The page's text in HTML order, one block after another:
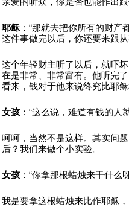
耶稣 ：“那就去把你所有的财产
这件事做完以后，你还要来跟从
这个年轻财主听了以后，就吓
在是非常、非常富有。他听完
看来，钱对于他来说终究比耶
女孩 ：“这么说，难道有钱的人
呵呵，当然不是这样。其实问
后？我们来做个小实验。
女孩 ：“你拿那根蜡烛来干什么
我是要拿这根蜡烛来比作耶稣